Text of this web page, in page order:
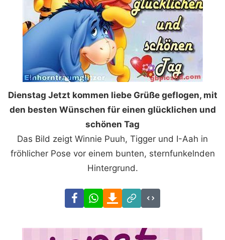
Dienstag Jetzt kommen liebe Grüße geflogen, mit
den besten Wünschen für einen glücklichen und
schönen Tag
Das Bild zeigt Winnie Puuh, Tigger und I-Aah in
fröhlicher Pose vor einem bunten, sternfunkelnden
Hintergrund.
FacebookWhatsAppDownload
Link
Code